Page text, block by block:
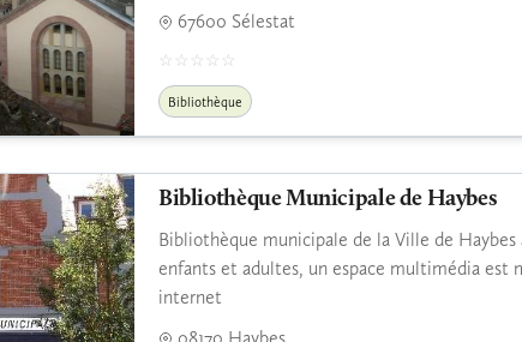
67600 Sélestat
Bibliothèque
Bibliothèque Municipale de Haybes
Bibliothèque municipale de la Ville de
enfants et adultes, un espace multimédia est
internet